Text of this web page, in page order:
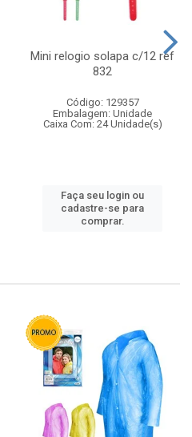
Mini relogio solapa c/12 ref
832
Código: 129357
Embalagem: Unidade
Caixa Com: 24 Unidade(s)
Faça seu login ou
cadastre-se para
comprar.